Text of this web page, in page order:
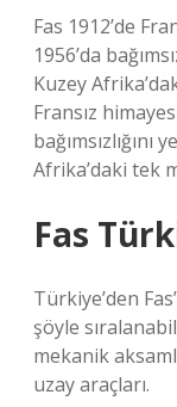
Fas 1912’de
1956’da
Kuzey
Fransız
Afrika’daki tek
Fas
Türkiye’den
şöyle
mekanik
uzay araçları.